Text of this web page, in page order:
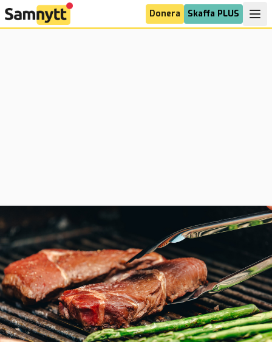
Donera Skaffa PLUS